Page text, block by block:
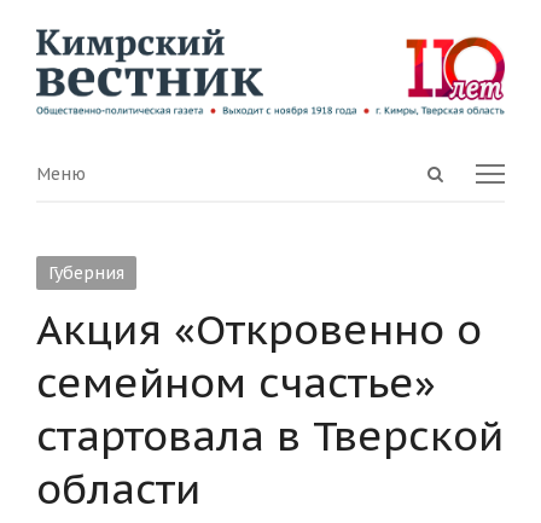
Open
Menu
Меню
Губерния
Акция «Откровенно о
семейном счастье»
стартовала в Тверской
области